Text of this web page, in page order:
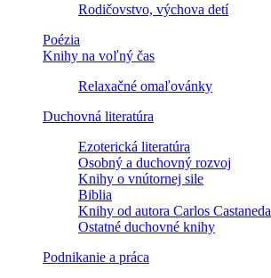
Rodičovstvo, výchova detí
Poézia
Knihy na voľný čas
Relaxačné omaľovánky
Duchovná literatúra
Ezoterická literatúra
Osobný a duchovný rozvoj
Knihy o vnútornej sile
Biblia
Knihy od autora Carlos Castaneda
Ostatné duchovné knihy
Podnikanie a práca